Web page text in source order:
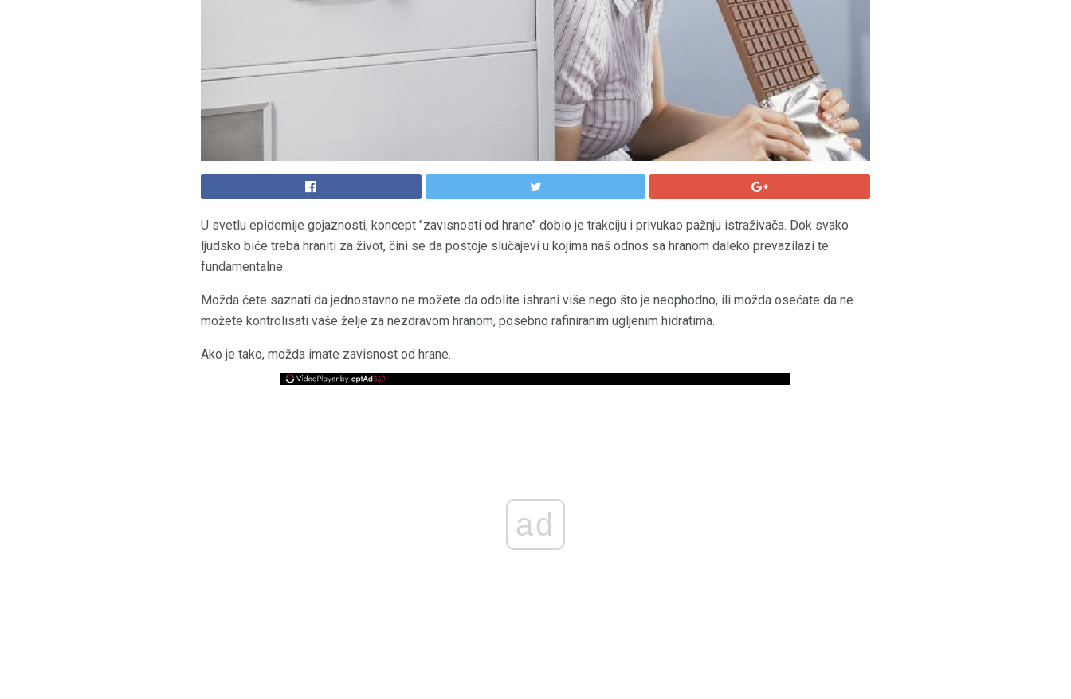
U svetlu epidemije gojaznosti, koncept "zavisnosti od hrane" dobio je trakciju i privukao pažnju istraživača. Dok svako
ljudsko biće treba hraniti za život, čini se da postoje slučajevi u kojima naš odnos sa hranom daleko prevazilazi te
fundamentalne.
Možda ćete saznati da jednostavno ne možete da odolite ishrani više nego što je neophodno, ili možda osećate da ne
možete kontrolisati vaše želje za nezdravom hranom, posebno rafiniranim ugljenim hidratima.
Ako je tako, možda imate zavisnost od hrane.
ad